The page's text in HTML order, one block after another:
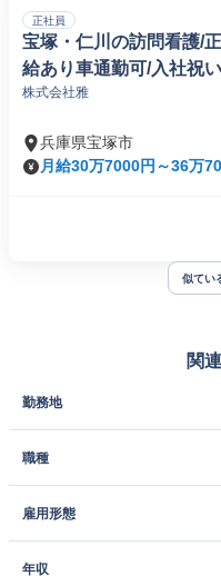
正社員
宝塚・仁川の訪問看護/
給あり車通勤可/入社祝
株式会社雅
兵庫県宝塚市
月給30万7000円～36万
似てい
関
勤務地
職種
雇用形態
年収